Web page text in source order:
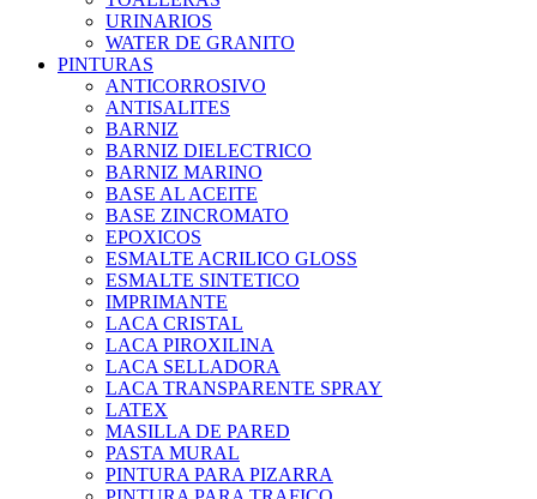
URINARIOS
WATER DE GRANITO
PINTURAS
ANTICORROSIVO
ANTISALITES
BARNIZ
BARNIZ DIELECTRICO
BARNIZ MARINO
BASE AL ACEITE
BASE ZINCROMATO
EPOXICOS
ESMALTE ACRILICO GLOSS
ESMALTE SINTETICO
IMPRIMANTE
LACA CRISTAL
LACA PIROXILINA
LACA SELLADORA
LACA TRANSPARENTE SPRAY
LATEX
MASILLA DE PARED
PASTA MURAL
PINTURA PARA PIZARRA